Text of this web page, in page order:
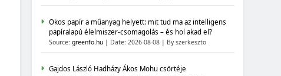
Okos papír a műanyag helyett: mit tud ma az intelligens
papíralapú élelmiszer-csomagolás – és hol akad el?
Source:greenfo.hu Date: 2026-08-08 By szerkeszto
Gajdos László Hadházy Ákos Mohu csörtéje